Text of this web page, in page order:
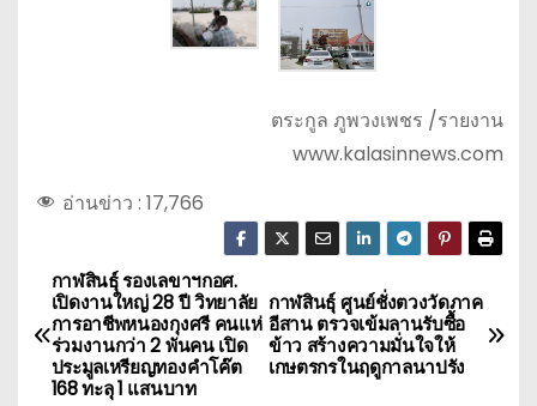
ตระกูล ภูพวงเพชร /รายงาน
www.kalasinnews.com
อ่านข่าว : 17,766
แ
น
ะ
กาฬสินธุ์ ศูนย์ชั่งตวงวัดภาค
อีสาน ตรวจเข้มลานรับซื้อ
ข้าว สร้างความมั่นใจให้
เกษตรกรในฤดูกาลนาปรัง
กาฬสินธุ์ รองเลขาฯกอศ.
เปิดงานใหญ่ 28 ปี วิทยาลัย
การอาชีพหนองกุงศรี คนแห่
ร่วมงานกว่า 2 พันคน เปิด
ประมูลเหรียญทองคำโค๊ต
168 ทะลุ 1 แสนบาท